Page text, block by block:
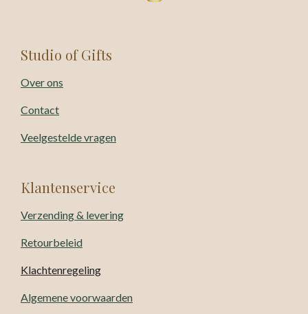
Studio of Gifts
Over ons
Contact
Veelgestelde vragen
Klantenservice
Verzending & levering
Retourbeleid
Klachtenregeling
Algemene voorwaarden